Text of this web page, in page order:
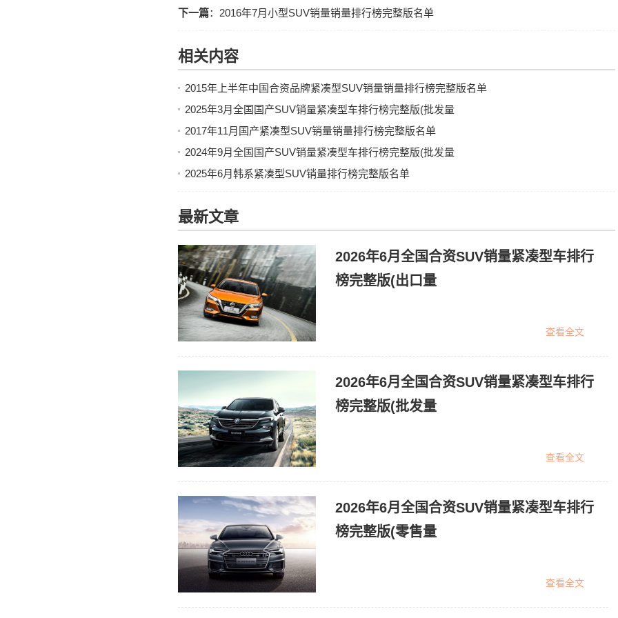
下一篇： 2016年7月小型SUV销量销量排行榜完整版名单
相关内容
2015年上半年中国合资品牌紧凑型SUV销量销量排行榜完整版名单
2025年3月全国国产SUV销量紧凑型车排行榜完整版(批发量
2017年11月国产紧凑型SUV销量销量排行榜完整版名单
2024年9月全国国产SUV销量紧凑型车排行榜完整版(批发量
2025年6月韩系紧凑型SUV销量排行榜完整版名单
最新文章
2026年6月全国合资SUV销量紧凑型车排行
榜完整版(出口量
查看全文
2026年6月全国合资SUV销量紧凑型车排行
榜完整版(批发量
查看全文
2026年6月全国合资SUV销量紧凑型车排行
榜完整版(零售量
查看全文